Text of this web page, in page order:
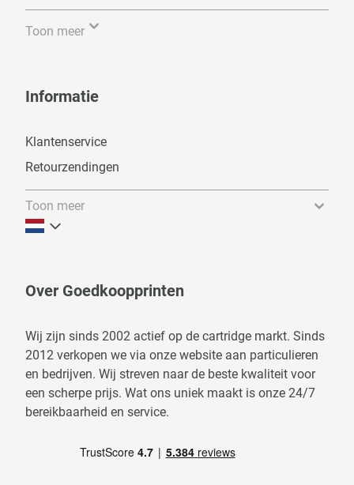
Toon meer
Informatie
Klantenservice
Retourzendingen
Toon meer
Over Goedkoopprinten
Wij zijn sinds 2002 actief op de cartridge markt. Sinds
2012 verkopen we via onze website aan particulieren
en bedrijven. Wij streven naar de beste kwaliteit voor
een scherpe prijs. Wat ons uniek maakt is onze 24/7
bereikbaarheid en service.